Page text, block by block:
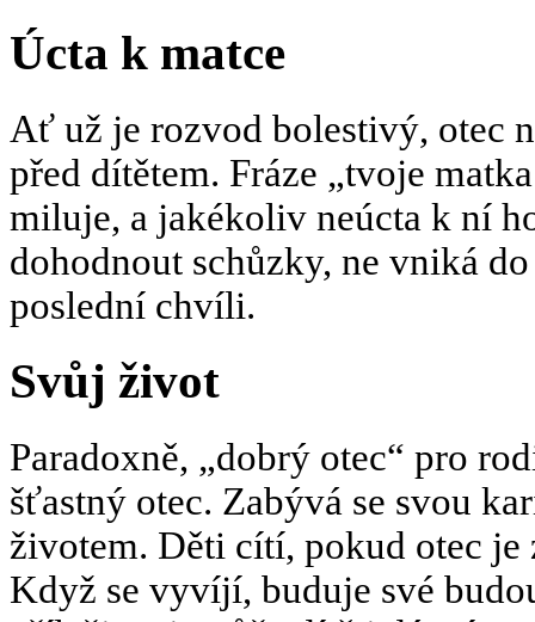
Úcta k matce
Ať už je rozvod bolestivý, otec
před dítětem. Fráze „tvoje
miluje, a jakékoliv neúcta k ní
dohodnout schůzky, ne vniká
poslední chvíli.
Svůj život
Paradoxně, „dobrý otec“ pro
šťastný otec. Zabývá se svou
životem. Děti cítí, pokud otec
Když se vyvíjí, buduje své